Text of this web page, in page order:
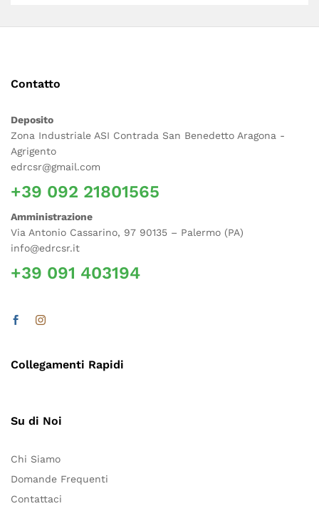
Contatto
Deposito
Zona Industriale ASI Contrada San Benedetto Aragona -
Agrigento
edrcsr@gmail.com
+39 092 21801565
Amministrazione
Via Antonio Cassarino, 97 90135 – Palermo (PA)
info@edrcsr.it
+39 091 403194
Collegamenti Rapidi
Su di Noi
Chi Siamo
Domande Frequenti
Contattaci